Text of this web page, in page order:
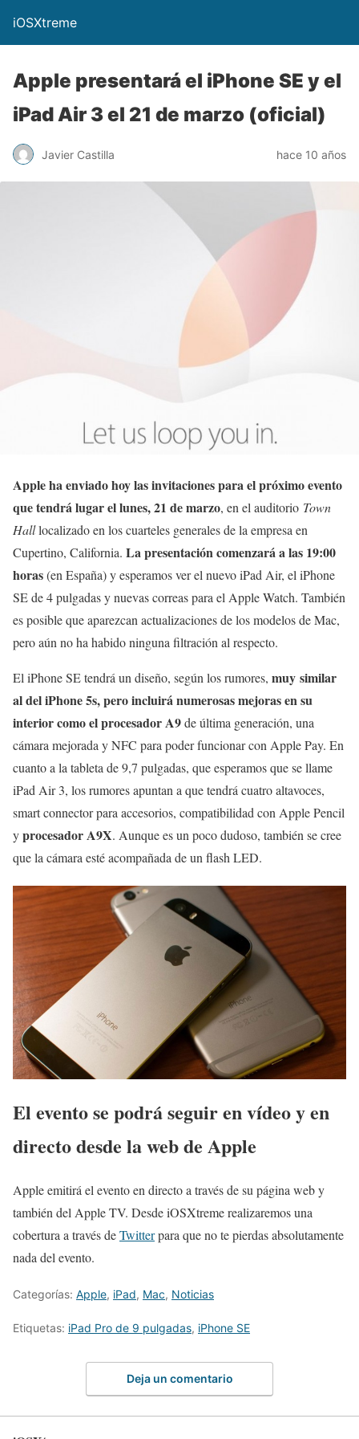
iOSXtreme
Apple presentará el iPhone SE y el
iPad Air 3 el 21 de marzo (oficial)
Javier Castilla hace 10 años
Apple ha enviado hoy las invitaciones para el próximo evento
que tendrá lugar el lunes, 21 de marzo, en el auditorio Town
Halllocalizado en los cuarteles generales de la empresa en
Cupertino, California. La presentación comenzará a las 19:00
horas(en España) y esperamos ver el nuevo iPad Air, el iPhone
SE de 4 pulgadas y nuevas correas para el Apple Watch. También
es posible que aparezcan actualizaciones de los modelos de Mac,
pero aún no ha habido ninguna filtración al respecto.
El iPhone SE tendrá un diseño, según los rumores, muy similar
al del iPhone 5s, pero incluirá numerosas mejoras en su
interior como el procesador A9de última generación, una
cámara mejorada y NFC para poder funcionar con Apple Pay. En
cuanto a la tableta de 9,7 pulgadas, que esperamos que se llame
iPad Air 3, los rumores apuntan a que tendrá cuatro altavoces,
smart connector para accesorios, compatibilidad con Apple Pencil
yprocesador A9X. Aunque es un poco dudoso, también se cree
que la cámara esté acompañada de un flash LED.
El evento se podrá seguir en vídeo y en
directo desde la web de Apple
Apple emitirá el evento en directo a través de su página web y
también del Apple TV. Desde iOSXtreme realizaremos una
cobertura a través deTwitterpara que no te pierdas absolutamente
nada del evento.
Categorías: Apple, iPad, Mac, Noticias
Etiquetas: iPad Pro de 9 pulgadas, iPhone SE
Deja un comentario